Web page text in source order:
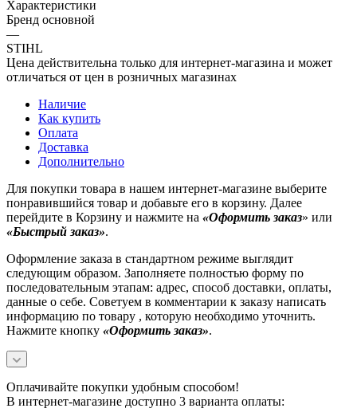
Характеристики
Бренд основной
—
STIHL
Цена действительна только для интернет-магазина и может
отличаться от цен в розничных магазинах
Наличие
Как купить
Оплата
Доставка
Дополнительно
Для покупки товара в нашем интернет-магазине выберите
понравившийся товар и добавьте его в корзину. Далее
перейдите в Корзину и нажмите на «Оформить заказ» или
«Быстрый заказ».
Оформление заказа в стандартном режиме выглядит
следующим образом. Заполняете полностью форму по
последовательным этапам: адрес, способ доставки, оплаты,
данные о себе. Советуем в комментарии к заказу написать
информацию по товару , которую необходимо уточнить.
Нажмите кнопку «Оформить заказ».
Оплачивайте покупки удобным способом!
В интернет-магазине доступно 3 варианта оплаты: